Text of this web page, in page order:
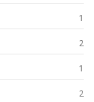
1
2
1
2